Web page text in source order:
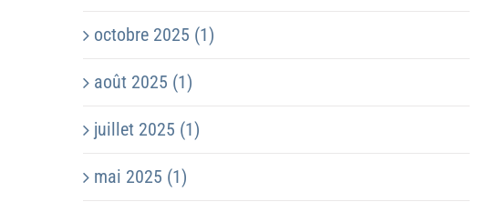
octobre 2025 (1)
août 2025 (1)
juillet 2025 (1)
mai 2025 (1)